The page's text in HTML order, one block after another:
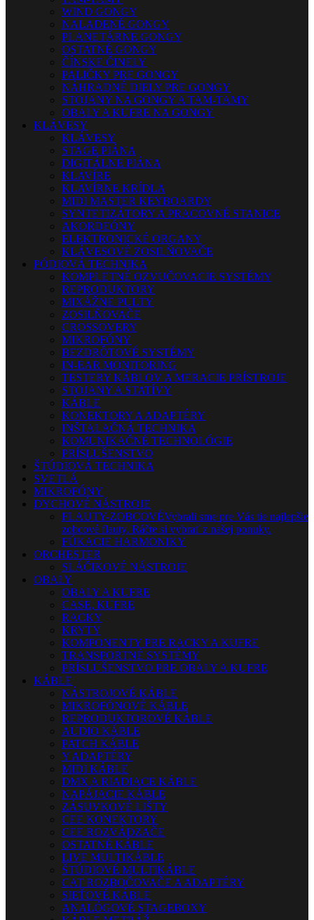
WIND GONGY
NALADENÉ GONGY
PLANETÁRNE GONGY
OSTATNÉ GONGY
ČÍNSKE ČINELY
PALIČKY PRE GONGY
NÁHRADNÉ DIELY PRE GONGY
STOJANY NA GONGY A TAM-TAMY
OBALY A KUFRE NA GONGY
KLÁVESY
KLÁVESY
STAGE PIÁNA
DIGITÁLNE PIÁNA
KLAVÍRE
KLAVÍRNE KRÍDLA
MIDI MASTER KEYBOARDY
SYNTETIZÁTORY A PRACOVNÉ STANICE
AKORDEÓNY
ELEKTRONICKÉ ORGANY
KLÁVESOVÉ ZOSILŇOVAČE
PÓDIOVÁ TECHNIKA
KOMPLETNÉ OZVUČOVACIE SYSTÉMY
REPRODUKTORY
MIXÁŽNE PULTY
ZOSILŇOVAČE
CROSSOVERY
MIKROFÓNY
BEZDRÔTOVÉ SYSTÉMY
IN-EAR MONITORING
TESTERY KÁBLOV A MERACIE PRÍSTROJE
STOJANY A STATÍVY
KÁBLE
KONEKTORY A ADAPTÉRY
INŠTALAČNÁ TECHNIKA
KOMUNIKAČNÉ TECHNOLÓGIE
PRÍSLUŠENSTVO
ŠTÚDIOVÁ TECHNIKA
SVETLÁ
MIKROFÓNY
DYCHOVÉ NÁSTROJE
FLAUTY-ZOBCOVÉVybrali sme pre Vás tie najlepšie
zobcové flauty. Ráčte si vybrať z našej ponuky.
FÚKACIE HARMONIKY
ORCHESTER
SLÁČIKOVÉ NÁSTROJE
OBALY
OBALY A KUFRE
CASE, KUFRE
RACKY
KRYTY
KOMPONENTY PRE RACKY A KUFRE
TRANSPORTNÉ SYSTÉMY
PRÍSLUŠENSTVO PRE OBALY A KUFRE
KÁBLE
NÁSTROJOVÉ KÁBLE
MIKROFÓNOVÉ KÁBLE
REPRODUKTOROVÉ KÁBLE
AUDIO KÁBLE
PATCH KÁBLE
Y ADAPTÉRY
MIDI KÁBLE
DMX A RIADIACE KÁBLE
NAPÁJACIE KÁBLE
ZÁSUVKOVÉ LIŠTY
CEE KONEKTORY
CEE ROZVÁDZAČE
OSTATNÉ KÁBLE
LIVE MULTIKÁBLE
ŠTÚDIOVÉ MULTIKÁBLE
CAT ROZBOČOVAČE A ADAPTÉRY
SIEŤOVÉ KÁBLE
ANALÓGOVÉ STAGEBOXY